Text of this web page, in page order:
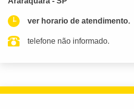
ver horario de atendimento.
telefone não informado.